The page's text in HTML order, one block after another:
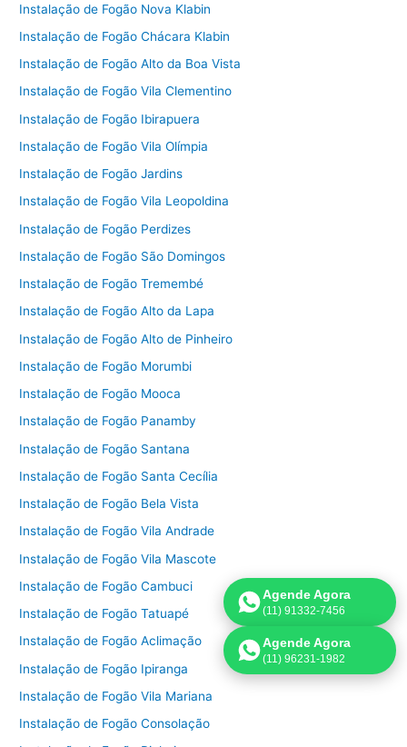
Instalação de Fogão Nova Klabin
Instalação de Fogão Chácara Klabin
Instalação de Fogão Alto da Boa Vista
Instalação de Fogão Vila Clementino
Instalação de Fogão Ibirapuera
Instalação de Fogão Vila Olímpia
Instalação de Fogão Jardins
Instalação de Fogão Vila Leopoldina
Instalação de Fogão Perdizes
Instalação de Fogão São Domingos
Instalação de Fogão Tremembé
Instalação de Fogão Alto da Lapa
Instalação de Fogão Alto de Pinheiro
Instalação de Fogão Morumbi
Instalação de Fogão Mooca
Instalação de Fogão Panamby
Instalação de Fogão Santana
Instalação de Fogão Santa Cecília
Instalação de Fogão Bela Vista
Instalação de Fogão Vila Andrade
Instalação de Fogão Vila Mascote
Instalação de Fogão Cambuci
Instalação de Fogão Tatuapé
Instalação de Fogão Aclimação
Instalação de Fogão Ipiranga
Instalação de Fogão Vila Mariana
Instalação de Fogão Consolação
Agende Agora
(11) 91332-7456
Agende Agora
(11) 96231-1982